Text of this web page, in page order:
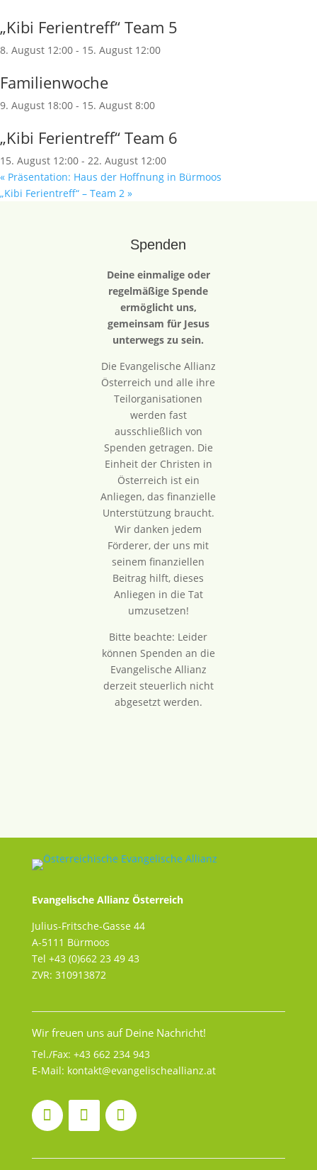
„Kibi Ferientreff“ Team 5
8. August 12:00 - 15. August 12:00
Familienwoche
9. August 18:00 - 15. August 8:00
„Kibi Ferientreff“ Team 6
15. August 12:00 - 22. August 12:00
« Präsentation: Haus der Hoffnung in Bürmoos
„Kibi Ferientreff“ – Team 2 »
Spenden
Deine einmalige oder
regelmäßige Spende
ermöglicht uns,
gemeinsam für Jesus
unterwegs zu sein.
Die Evangelische Allianz
Österreich und alle ihre
Teilorganisationen
werden fast
ausschließlich von
Spenden getragen. Die
Einheit der Christen in
Österreich ist ein
Anliegen, das finanzielle
Unterstützung braucht.
Wir danken jedem
Förderer, der uns mit
seinem finanziellen
Beitrag hilft, dieses
Anliegen in die Tat
umzusetzen!
Bitte beachte: Leider
können Spenden an die
Evangelische Allianz
derzeit steuerlich nicht
abgesetzt werden.
Evangelische Allianz Österreich
Julius-Fritsche-Gasse 44
A-5111 Bürmoos
Tel +43 (0)662 23 49 43
ZVR: 310913872
Wir freuen uns auf Deine Nachricht!
Tel./Fax: +43 662 234 943
E-Mail: kontakt@evangelischeallianz.at